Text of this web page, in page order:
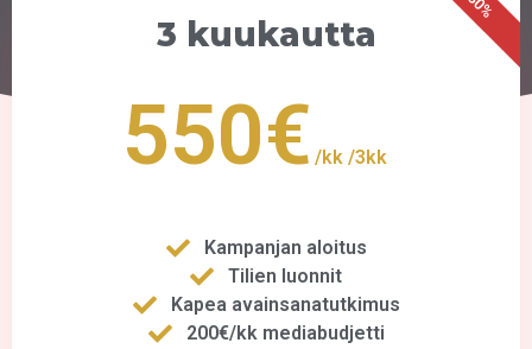
3 kuukautta
550€
/kk /3kk
Kampanjan aloitus
Tilien luonnit
Kapea avainsanatutkimus
200€/kk mediabudjetti